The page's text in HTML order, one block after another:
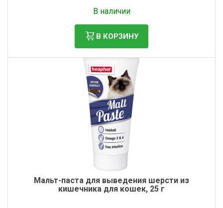
В наличии
В КОРЗИНУ
Мальт-паста для выведения шерсти из
кишечника для кошек, 25 г